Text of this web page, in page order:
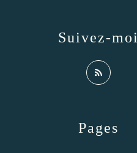
Pages
Suivez-moi